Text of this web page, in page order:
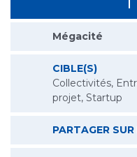
Mégacité
CIBLE(S)
Collectivités,
projet, Startup
PARTAGER